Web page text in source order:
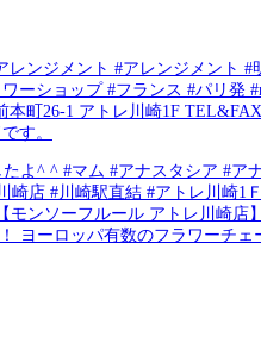
ンジメント #アレンジメント
ショップ #フランス #パリ発
1 アトレ川崎1F
す。
^ ^ #マム #アナスタシア #ア
店 #川崎駅直結 #アトレ川崎1
フルール アトレ川崎店】
ロッパ有数のフラワーチェー